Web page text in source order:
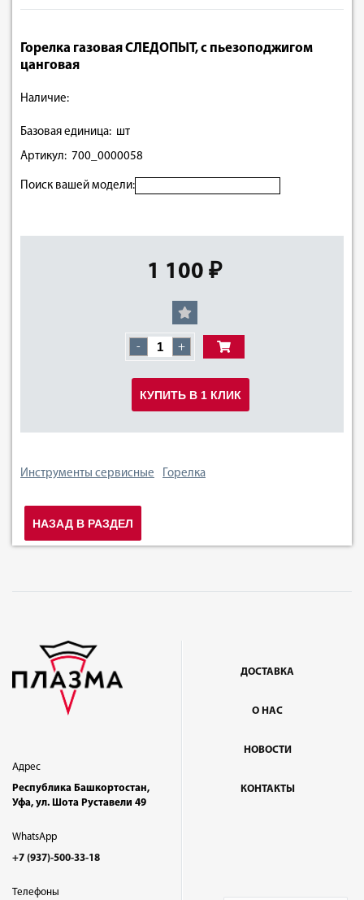
Горелка газовая СЛЕДОПЫТ, с пьезоподжигом
цанговая
Наличие:
Базовая единица: шт
Артикул: 700_0000058
Поиск вашей модели:
1 100 ₽
- +
КУПИТЬ В 1 КЛИК
Инструменты сервисные Горелка
НАЗАД В РАЗДЕЛ
Адрес
Республика Башкортостан,
Уфа, ул. Шота Руставели 49
WhatsApp
+7 (937)-500-33-18
Телефоны
ДОСТАВКА
О НАС
НОВОСТИ
КОНТАКТЫ